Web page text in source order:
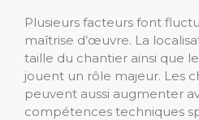
Plusieurs facteurs font
maîtrise d’œuvre. La
taille du chantier ainsi que
jouent un rôle majeur. Les
peuvent aussi augmenter
compétences techniques